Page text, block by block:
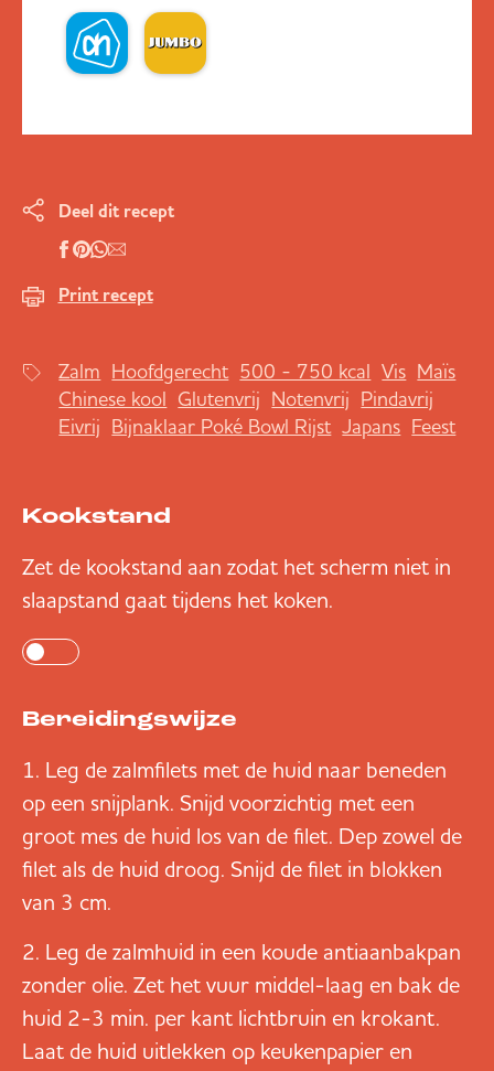
Deel dit recept
Print recept
Zalm Hoofdgerecht 500 - 750 kcal Vis Maïs
Chinese kool Glutenvrij Notenvrij Pindavrij
Eivrij Bijnaklaar Poké Bowl Rijst Japans Feest
Kookstand
Zet de kookstand aan zodat het scherm niet in
slaapstand gaat tijdens het koken.
Bereidingswijze
Leg de zalmfilets met de huid naar beneden
op een snijplank. Snijd voorzichtig met een
groot mes de huid los van de filet. Dep zowel de
filet als de huid droog. Snijd de filet in blokken
van 3 cm.
Leg de zalmhuid in een koude antiaanbakpan
zonder olie. Zet het vuur middel-laag en bak de
huid 2-3 min. per kant lichtbruin en krokant.
Laat de huid uitlekken op keukenpapier en